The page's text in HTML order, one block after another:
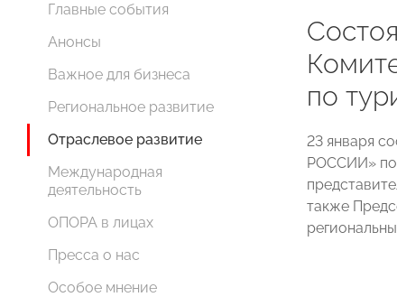
Главные события
Анонсы
Важное для бизнеса
Региональное развитие
Отраслевое развитие
Международная
деятельность
ОПОРА в лицах
Пресса о нас
Особое мнение
по
23 января
РОССИИ» по
также